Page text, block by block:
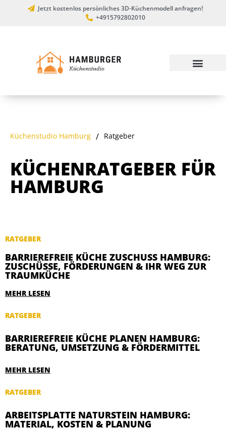
Jetzt kostenlos persönliches 3D-Küchenmodell anfragen!
+4915792802010
Küchenstudio Hamburg / Ratgeber
KÜCHENRATGEBER FÜR
HAMBURG
RATGEBER
BARRIEREFREIE KÜCHE ZUSCHUSS HAMBURG:
ZUSCHÜSSE, FÖRDERUNGEN & IHR WEG ZUR
TRAUMKÜCHE
MEHR LESEN
RATGEBER
BARRIEREFREIE KÜCHE PLANEN HAMBURG:
BERATUNG, UMSETZUNG & FÖRDERMITTEL
MEHR LESEN
RATGEBER
ARBEITSPLATTE NATURSTEIN HAMBURG:
MATERIAL, KOSTEN & PLANUNG